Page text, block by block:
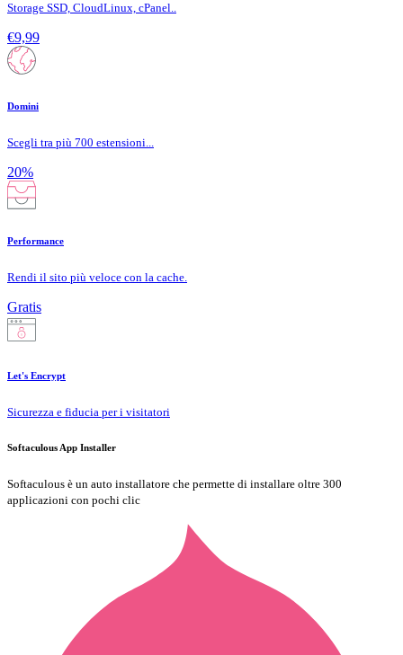
Storage SSD, CloudLinux, cPanel..
€9,99
Domini
Scegli tra più 700 estensioni...
20%
Performance
Rendi il sito più veloce con la cache.
Gratis
Let's Encrypt
Sicurezza e fiducia per i visitatori
Softaculous App Installer
Softaculous è un auto installatore che permette di installare oltre 300
applicazioni con pochi clic